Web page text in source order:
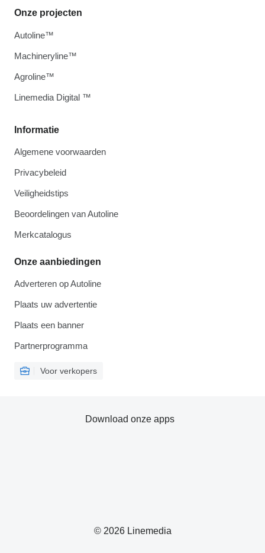
Informatie
Algemene voorwaarden
Privacybeleid
Veiligheidstips
Beoordelingen van Autoline
Merkcatalogus
Onze aanbiedingen
Adverteren op Autoline
Plaats uw advertentie
Plaats een banner
Partnerprogramma
Voor verkopers
Onze projecten
Autoline™
Machineryline™
Agroline™
Linemedia Digital ™
© 2026 Linemedia
Download onze apps